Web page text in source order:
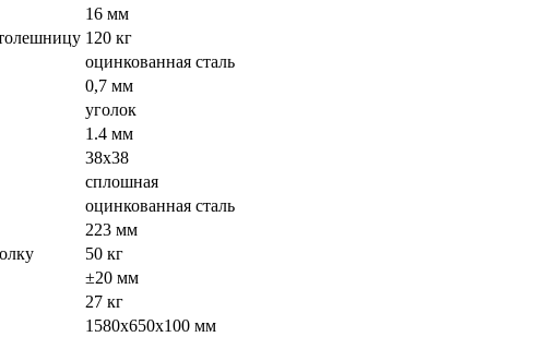
16 мм
120 кг
оцинкованная сталь
0,7 мм
уголок
1.4 мм
38х38
сплошная
оцинкованная сталь
223 мм
50 кг
±20 мм
27 кг
1580х650х100 мм